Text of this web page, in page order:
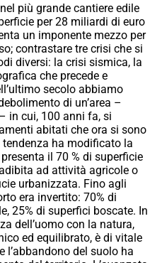
più grande cantiere edile
per 28 miliardi di euro
un imponente mezzo per
contrastare tre crisi che si
diversi: la crisi sismica, la
che precede e
secolo abbiamo
di un’area –
in cui, 100 anni fa, si
abitati che ora si sono
ha modificato la
il 70 % di superficie
ad attività agricole o
urbanizzata. Fino agli
era invertito: 70% di
25% di superfici boscate. In
dell’uomo con la natura,
ed equilibrato, è di vitale
l’abbandono del suolo ha